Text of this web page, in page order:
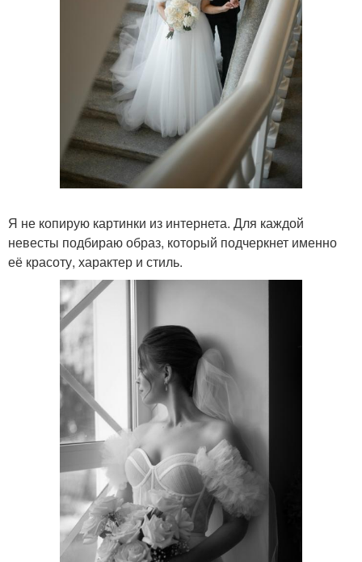
Я не копирую картинки из интернета. Для каждой
невесты подбираю образ, который подчеркнет именно
её красоту, характер и стиль.